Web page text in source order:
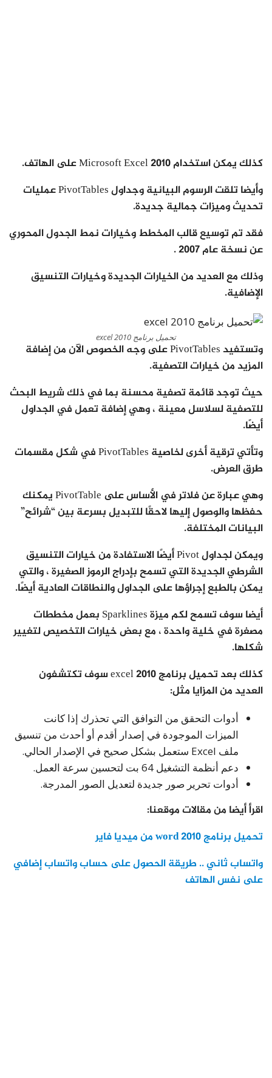
كذلك يمكن استخدام Microsoft Excel 2010 على الهاتف.
وأيضا تلقت الرسوم البيانية وجداول PivotTables عمليات
تحديث وميزات جمالية جديدة.
فقد تم توسيع قالب المخطط وخيارات نمط الجدول المحوري
عن نسخة عام 2007 .
وذلك مع العديد من الخيارات الجديدة وخيارات التنسيق
الإضافية.
تحميل برنامج excel 2010
وتستفيد PivotTables على وجه الخصوص الآن من إضافة
المزيد من خيارات التصفية.
حيث توجد قائمة تصفية محسنة بما في ذلك شريط البحث
للتصفية لسلاسل معينة ، وهي إضافة تعمل في الجداول
أيضًا.
وتأتي ترقية أخرى لخاصية PivotTables في شكل مقسمات
طرق العرض.
وهي عبارة عن فلاتر في الأساس على PivotTable يمكنك
حفظها والوصول إليها لاحقًا للتبديل بسرعة بين “شرائح”
البيانات المختلفة.
ويمكن لجداول Pivot أيضًا الاستفادة من خيارات التنسيق
الشرطي الجديدة التي تسمح بإدراج الرموز الصغيرة ، والتي
يمكن بالطبع إجراؤها على الجداول والنطاقات العادية أيضًا.
أيضا سوف تسمح لكم ميزة Sparklines بعمل مخططات
مصغرة في خلية واحدة ، مع بعض خيارات التخصيص لتغيير
شكلها.
كذلك بعد تحميل برنامج excel 2010 سوف تكتشفون
العديد من المزايا مثل:
أدوات التحقق من التوافق التي تحذرك إذا كانت
الميزات الموجودة في إصدار أقدم أو أحدث من تنسيق
ملف Excel ستعمل بشكل صحيح في الإصدار الحالي.
دعم أنظمة التشغيل 64 بت لتحسين سرعة العمل.
أدوات تحرير صور جديدة لتعديل الصور المدرجة.
اقرأ أيضا من مقالات موقعنا:
تحميل برنامج word 2010 من ميديا فاير
واتساب ثاني .. طريقة الحصول على حساب واتساب إضافي
على نفس الهاتف